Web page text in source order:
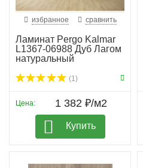
избранное сравнить
Ламинат Pergo Kalmar
L1367-06988 Дуб Лагом
натуральный
(1)
Цена: 1 382 ₽/м2
Купить